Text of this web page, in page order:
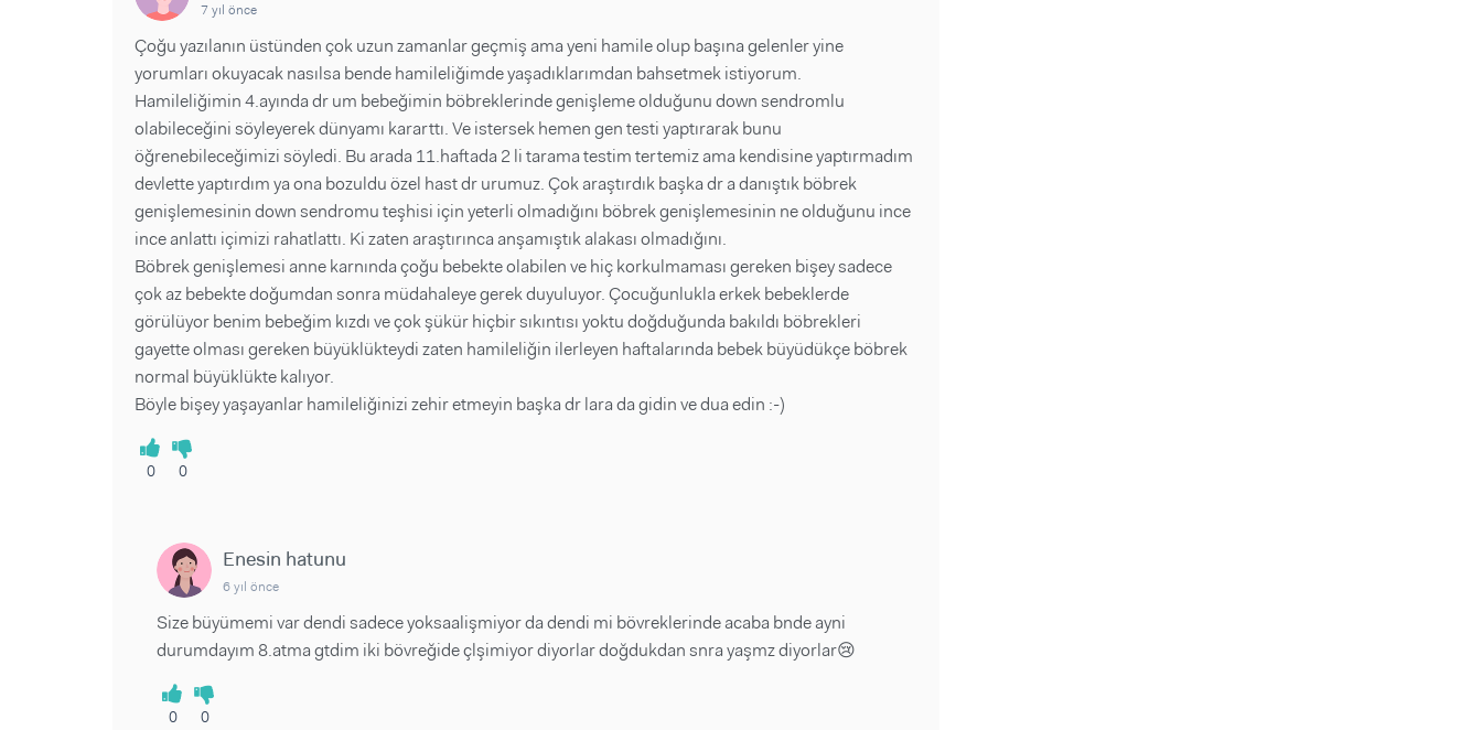
7 yıl önce
Çoğu yazılanın üstünden çok uzun zamanlar geçmiş ama yeni hamile olup başına gelenler yine
yorumları okuyacak nasılsa bende hamileliğimde yaşadıklarımdan bahsetmek istiyorum.
Hamileliğimin 4.ayında dr um bebeğimin böbreklerinde genişleme olduğunu down sendromlu
olabileceğini söyleyerek dünyamı kararttı. Ve istersek hemen gen testi yaptırarak bunu
öğrenebileceğimizi söyledi. Bu arada 11.haftada 2 li tarama testim tertemiz ama kendisine yaptırmadım
devlette yaptırdım ya ona bozuldu özel hast dr urumuz. Çok araştırdık başka dr a danıştık böbrek
genişlemesinin down sendromu teşhisi için yeterli olmadığını böbrek genişlemesinin ne olduğunu ince
ince anlattı içimizi rahatlattı. Ki zaten araştırınca anşamıştık alakası olmadığını.
Böbrek genişlemesi anne karnında çoğu bebekte olabilen ve hiç korkulmaması gereken bişey sadece
çok az bebekte doğumdan sonra müdahaleye gerek duyuluyor. Çocuğunlukla erkek bebeklerde
görülüyor benim bebeğim kızdı ve çok şükür hiçbir sıkıntısı yoktu doğduğunda bakıldı böbrekleri
gayette olması gereken büyüklükteydi zaten hamileliğin ilerleyen haftalarında bebek büyüdükçe böbrek
normal büyüklükte kalıyor.
Böyle bişey yaşayanlar hamileliğinizi zehir etmeyin başka dr lara da gidin ve dua edin :-)
0 0
Enesin hatunu
6 yıl önce
Size büyümemi var dendi sadece yoksaalişmiyor da dendi mi bövreklerinde acaba bnde ayni
durumdayım 8.atma gtdim iki bövreğide çlşimiyor diyorlar doğdukdan snra yaşmz diyorlar😢
0 0